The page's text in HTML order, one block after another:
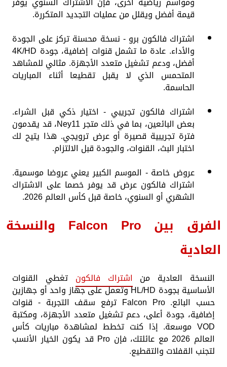
قيمة أفضل ويقلل من عمليات التجديد المتكررة.
اشتراك فالكون برو - نسخة محسنة تركز على الجودة
والأداء. عادة ما تشمل قنوات إضافية، جودة 4K/HD
أفضل، ودعم تشغيل متعدد الأجهزة. مثالي للمشاهد
المتحمس الذي لا يقبل تقطيعا أثناء المباريات
الحاسمة.
اشتراك فالكون تجريبي - اختيار ذكي قبل الشراء.
بعض البائعين، بما في ذلك متجر Ney11، قد يقدمون
فترة تجريبية قصيرة أو عرض ترويجي. هذا يتيح لك
اختبار البث، القنوات، والجودة قبل الالتزام.
عروض خاصة - الموسم الكبير يعني عروضا موسمية.
اشتراك فالكون عرض قد يوفر خصما على الاشتراك
الشهري أو السنوي، خاصة قبل كأس العالم 2026.
الفرق بين Falcon Pro والنسخة
العادية
النسخة العادية من اشتراك فالكون تغطي القنوات
الأساسية بجودة HL/HD وتعمل على جهاز واحد أو جهازين
حسب البائع. Falcon Pro ترفع سقف التجربة - قنوات
إضافية، جودة أعلى، دعم تشغيل متعدد الأجهزة، ومكتبة
VOD موسعة. إذا كنت تخطط لمشاهدة مباريات كأس
العالم 2026 مع عائلتك، فإن Pro قد يكون الخيار الأنسب
لتجنب القفلات والتقطيع.